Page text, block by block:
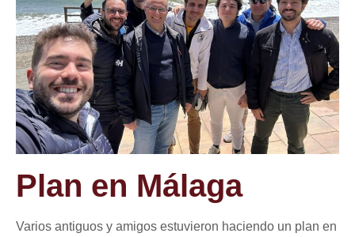
Plan en Málaga
Varios antiguos y amigos estuvieron haciendo un plan en